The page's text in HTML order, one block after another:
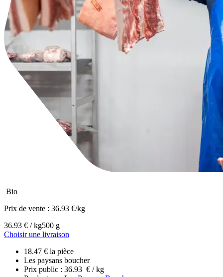
Bio
Prix de vente : 36.93 €/kg
36.93 € / kg500 g
Choisir une livraison
18.47 € la pièce
Les paysans boucher
Prix public : 36.93 € / kg